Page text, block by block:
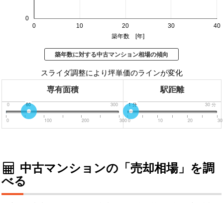
0 10 20 30 40
0
築年数 [年]
築年数に対する中古マンション相場の傾向
スライダ調整により坪単価のラインが変化
専有面積 駅距離
0 300
60
0 100 200 300
0分 30 分
1分
0 10 20 30
中古マンションの「売却相場」を調
べる